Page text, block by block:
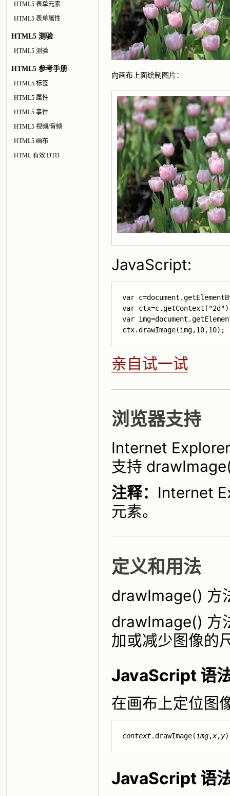
HTML5 表单元素
HTML5 表单属性
HTML5 测验
HTML5 测验
HTML5 参考手册
HTML5 标签
HTML5 属性
HTML5 事件
HTML5 视频/音频
HTML5 画布
HTML 有效 DTD
向画布上面绘制图片：
JavaScript:
var
var
ctx.drawImage(img,10,10);
亲自试一试
浏览器支持
Internet
支持
注释： Internet
元素。
定义和用法
drawImage() 方
drawImage() 方
加或减少图像的
JavaScript 语
在画布上定位图
context.drawImage( img,x,y
JavaScript 语